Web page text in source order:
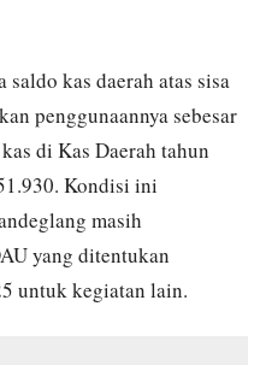
saldo kas daerah atas sisa
penggunaannya sebesar
di Kas Daerah tahun
Kondisi ini
masih
yang ditentukan
untuk kegiatan lain.